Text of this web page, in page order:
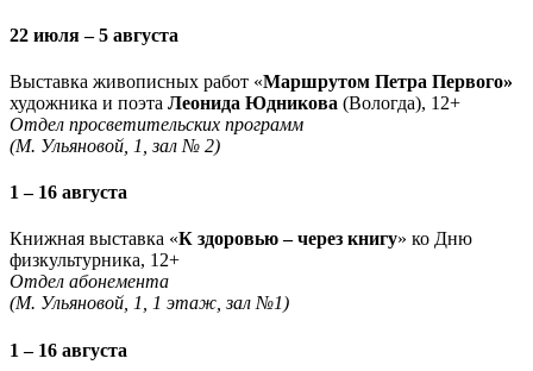
22 июля – 5 августа
Выставка живописных работ «Маршрутом Петра Первого»
художника и поэта Леонида Юдникова (Вологда), 12+
Отдел просветительских программ
(М. Ульяновой, 1, зал № 2)
1 – 16 августа
Книжная выставка «К здоровью – через книгу» ко Дню
физкультурника, 12+
Отдел абонемента
(М. Ульяновой, 1, 1 этаж, зал №1)
1 – 16 августа